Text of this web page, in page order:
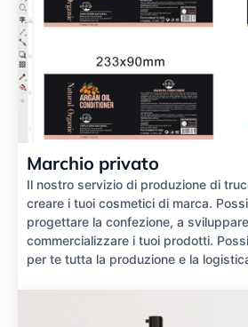
Marchio privato
Il nostro servizio di produzione di
creare i tuoi cosmetici di marca.
progettare la confezione, a
commercializzare i tuoi prodotti.
per te tutta la produzione e la